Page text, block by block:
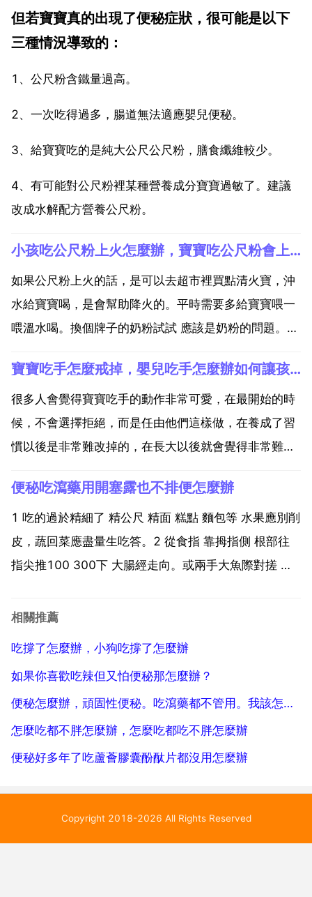
但若寶寶真的出現了便秘症狀，很可能是以下
三種情況導致的：
1、公尺粉含鐵量過高。
2、一次吃得過多，腸道無法適應嬰兒便秘。
3、給寶寶吃的是純大公尺公尺粉，膳食纖維較少。
4、有可能對公尺粉裡某種營養成分寶寶過敏了。建議
改成水解配方營養公尺粉。
小孩吃公尺粉上火怎麼辦，寶寶吃公尺粉會上火嗎
如果公尺粉上火的話，是可以去超市裡買點清火寶，沖
水給寶寶喝，是會幫助降火的。平時需要多給寶寶喂一
喂溫水喝。換個牌子的奶粉試試 應該是奶粉的問題。放
喝水，然後先少喂點呀。公尺粉不比我們自己用公尺磨
的公尺糊 因為自己弄的話是不會上火的 公尺粉有新增
擠就跟奶...
寶寶吃手怎麼戒掉，嬰兒吃手怎麼辦如何讓孩子戒掉吃手
很多人會覺得寶寶吃手的動作非常可愛，在最開始的時
候，不會選擇拒絕，而是任由他們這樣做，在養成了習
慣以後是非常難改掉的，在長大以後就會覺得非常難
很多時候寶寶會吃手原因是自己餓了，而他們不會表
達，媽媽也不了解，就會讓這樣的情況一直發生。如果
想要改掉毛病，...
便秘吃瀉藥用開塞露也不排便怎麼辦
1 吃的過於精細了 精公尺 精面 糕點 麵包等 水果應別削
皮，蔬回菜應盡量生吃答。2 從食指 靠拇指側 根部往
指尖推100 300下 大腸經走向。或兩手大魚際對搓 肺
塞露還是拉不出大便怎麼辦 1 分析便秘的原因，調整生
相關推薦
吃撐了怎麼辦，小狗吃撐了怎麼辦
如果你喜歡吃辣但又怕便秘那怎麼辦？
便秘怎麼辦，頑固性便秘。吃瀉藥都不管用。我該怎麼辦！女 年齡24歲，肚子憋死了就是拉不出來
怎麼吃都不胖怎麼辦，怎麼吃都吃不胖怎麼辦
便秘好多年了吃蘆薈膠囊酚酞片都沒用怎麼辦
Copyright 2018-2026 All Rights Reserved